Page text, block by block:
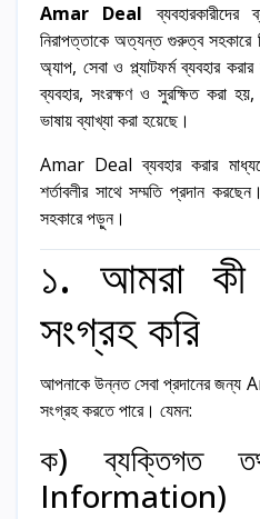
Amar Deal
নিরাপত্তাকে অত্যন্ত গুরুত্ব সহকারে
অ্যাপ, সেবা ও প্ল্যাটফর্ম ব্যবহার
ব্যবহার, সংরক্ষণ ও সুরক্ষিত করা
ভাষায় ব্যাখ্যা করা হয়েছে।
Amar Deal ব্যবহার করার
শর্তাবলীর সাথে সম্মতি প্রদান
সহকারে পড়ুন।
১. আমরা
সংগ্রহ করি
আপনাকে উন্নত সেবা প্রদানের
সংগ্রহ করতে পারে। যেমন:
ক) ব্যক্তিগত
Information)